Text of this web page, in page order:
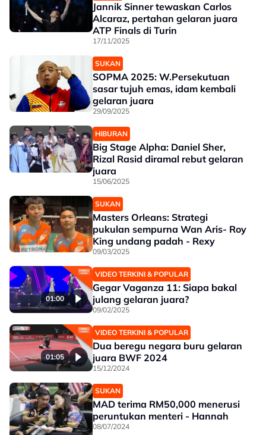
Jannik Sinner tewaskan Carlos
Alcaraz, pertahan gelaran juara
ATP Finals di Turin
17/11/2025
SUKAN
SOPMA 2025: W.Persekutuan
sasar tujuh emas, idam kembali
gelaran juara
29/09/2025
HIBURAN
Big Stage Alpha: Daniel Sher,
Rizal Rasid diramal rebut gelaran
juara
15/06/2025
SUKAN
Masters Orleans: Strategi
pukulan sempurna Wan Aris- Roy
King undang padah - Rexy
09/03/2025
01:00
VIDEO TERKINI & POPULAR
Gegar Vaganza 11: Siapa bakal
julang gelaran juara?
09/02/2025
01:05
VIDEO TERKINI & POPULAR
Dua beregu negara buru gelaran
juara BWF 2024
15/12/2024
SUKAN
MAD terima RM50,000 menerusi
peruntukan menteri - Hannah
08/07/2024